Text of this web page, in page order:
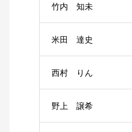
竹内 知未
米田 達史
西村 りん
野上 譲希